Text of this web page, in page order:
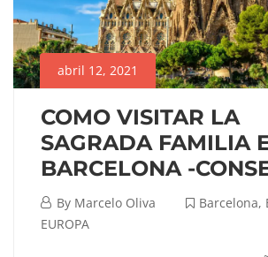
abril 12, 2021
COMO VISITAR LA
SAGRADA FAMILIA
BARCELONA -
abril
12,
By Marcelo Oliva Barcelona,
EUROPA